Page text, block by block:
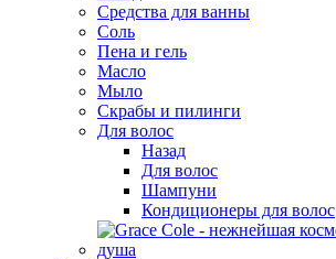
Средства для ванны
Соль
Пена и гель
Масло
Мыло
Скрабы и пилинги
Для волос
Назад
Для волос
Шампуни
Кондиционеры для волос